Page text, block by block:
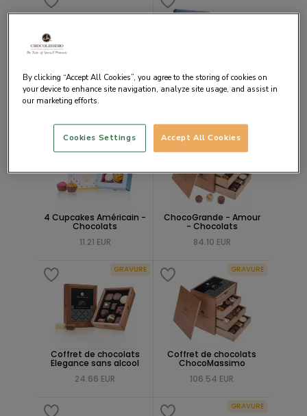
Boite de chocolats en
forme de coeur
16.81 EUR
Square Midi -
Chocolates
4 Cupcakes Américain -
Chocolats
11.21 EUR
ChocoGrande - Amour
- Chocolats
84.10 EUR
GRAVURE
Coffret de chocolats
Elegance sans alcool
24.66 EUR
GRAVURE
Coffret de chocolats
ChocoMassimo
106.54 EUR
GRAVURE
By clicking “Accept All Cookies”, you agree to the storing of cookies on
your device to enhance site navigation, analyze site usage, and assist in
our marketing efforts.
Accept All Cookies
Cookies Settings